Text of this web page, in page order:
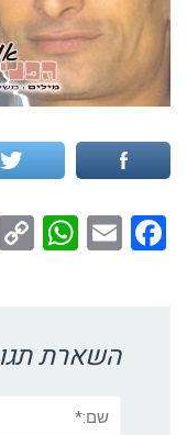
Facebook
Email
השארת